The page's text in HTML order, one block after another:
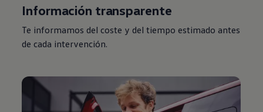
Información transparente
Te informamos del coste y del tiempo estimado antes
de cada intervención.